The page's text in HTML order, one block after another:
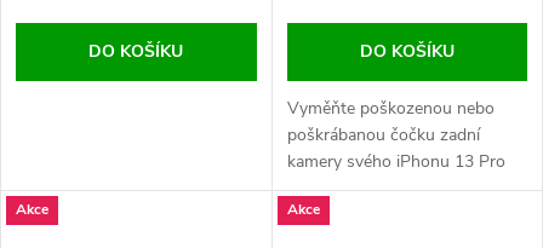
DO KOŠÍKU DO KOŠÍKU
Vyměňte poškozenou nebo
poškrábanou čočku zadní
kamery svého iPhonu 13 Pro
nebo 13 Pro Max. Zajistěte
ostré a kvalitní fotografie bez
Akce Akce